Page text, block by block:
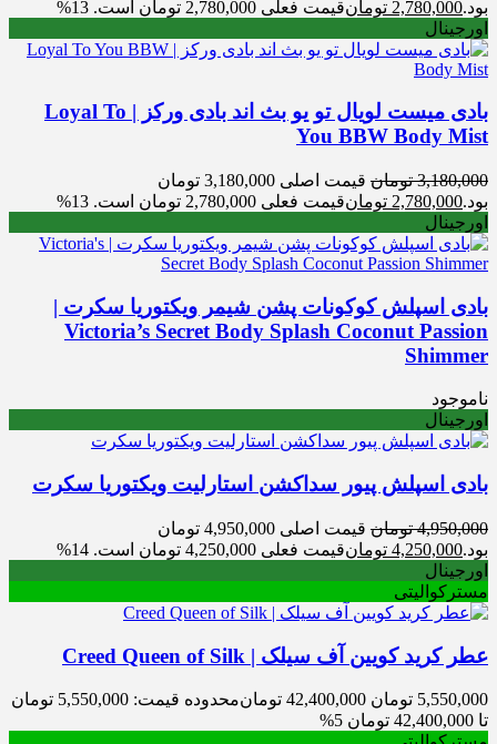
بود.2,780,000 تومانقیمت فعلی 2,780,000 تومان است.
13%
اورجینال
بادی میست لویال تو یو بث اند بادی ورکز | Loyal To
You BBW Body Mist
3,180,000 تومان
قیمت اصلی 3,180,000 تومان
بود.2,780,000 تومانقیمت فعلی 2,780,000 تومان است.
13%
اورجینال
بادی اسپلش کوکونات پشن شیمر ویکتوریا سکرت |
Victoria’s Secret Body Splash Coconut Passion
Shimmer
ناموجود
اورجینال
بادی اسپلش پیور سداکشن استارلیت ویکتوریا سکرت
4,950,000 تومان
قیمت اصلی 4,950,000 تومان
بود.4,250,000 تومانقیمت فعلی 4,250,000 تومان است.
14%
اورجینال
مسترکوالیتی
عطر کرید کویین آف سیلک | Creed Queen of Silk
5,550,000 تومان 42,400,000 تومان
محدوده قیمت: 5,550,000 تومان
تا 42,400,000 تومان
5%